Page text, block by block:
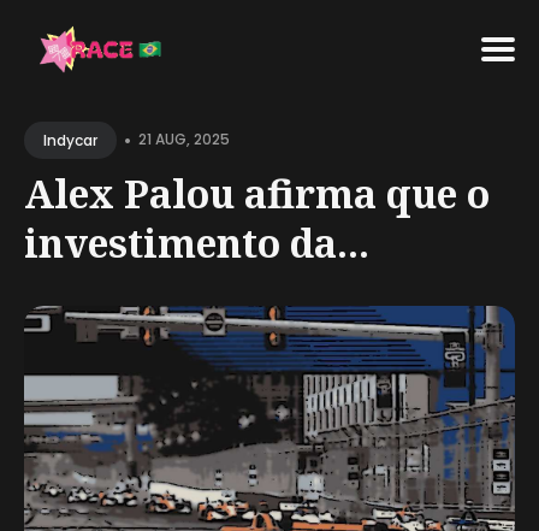
for
Blog
Indycar • 21 AUG, 2025
Alex Palou afirma que o
investimento da...